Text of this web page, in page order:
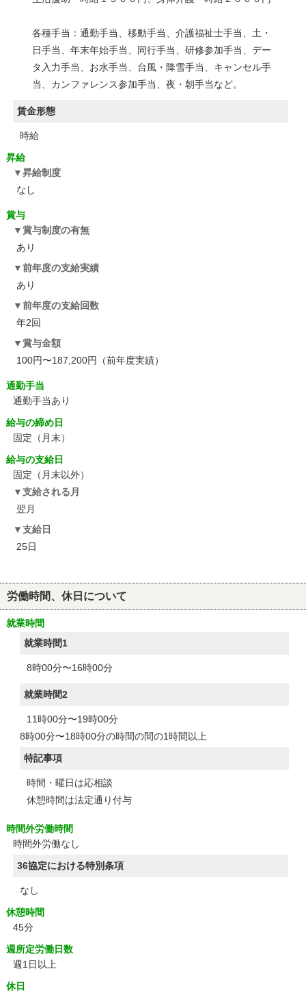
各種手当：通勤手当、移動手当、介護福祉士手当、土・
日手当、年末年始手当、同行手当、研修参加手当、デー
タ入力手当、お水手当、台風・降雪手当、キャンセル手
当、カンファレンス参加手当、夜・朝手当など。
賃金形態
時給
昇給
昇給制度
なし
賞与
賞与制度の有無
あり
前年度の支給実績
あり
前年度の支給回数
年2回
賞与金額
100円〜187,200円（前年度実績）
通勤手当
通勤手当あり
給与の締め日
固定（月末）
給与の支給日
固定（月末以外）
支給される月
翌月
支給日
25日
労働時間、休日について
就業時間
就業時間1
8時00分〜16時00分
就業時間2
11時00分〜19時00分
8時00分〜18時00分の時間の間の1時間以上
特記事項
時間・曜日は応相談
休憩時間は法定通り付与
時間外労働時間
時間外労働なし
36協定における特別条項
なし
休憩時間
45分
週所定労働日数
週1日以上
休日